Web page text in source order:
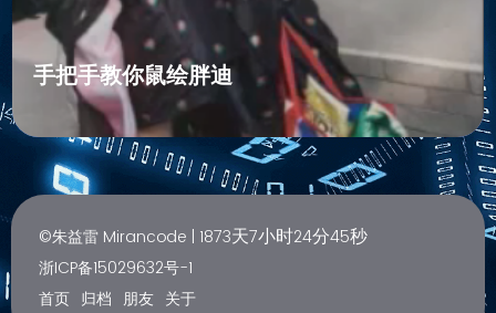
手把手教你鼠绘胖迪
©朱益雷 Mirancode | 1873天7小时24分45秒
浙ICP备15029632号-1
首页 归档 朋友 关于